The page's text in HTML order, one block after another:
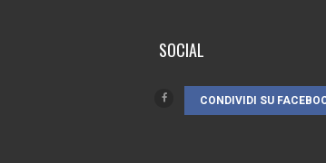
SOCIAL
CONDIVIDI SU